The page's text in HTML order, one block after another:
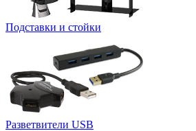
Подставки и стойки
Разветвители USB